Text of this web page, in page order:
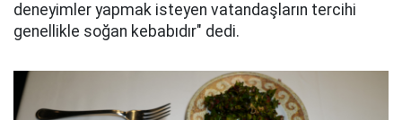
deneyimler yapmak isteyen vatandaşların tercihi
genellikle soğan kebabıdır" dedi.